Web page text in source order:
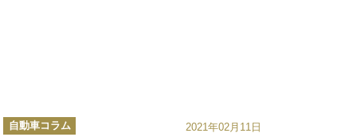
カ
テ
自動車コラム 2021年02月11日